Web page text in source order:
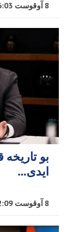
8 آوقوست 16:03
بو تاریخه
ایدی...
8 آوقوست 12:09